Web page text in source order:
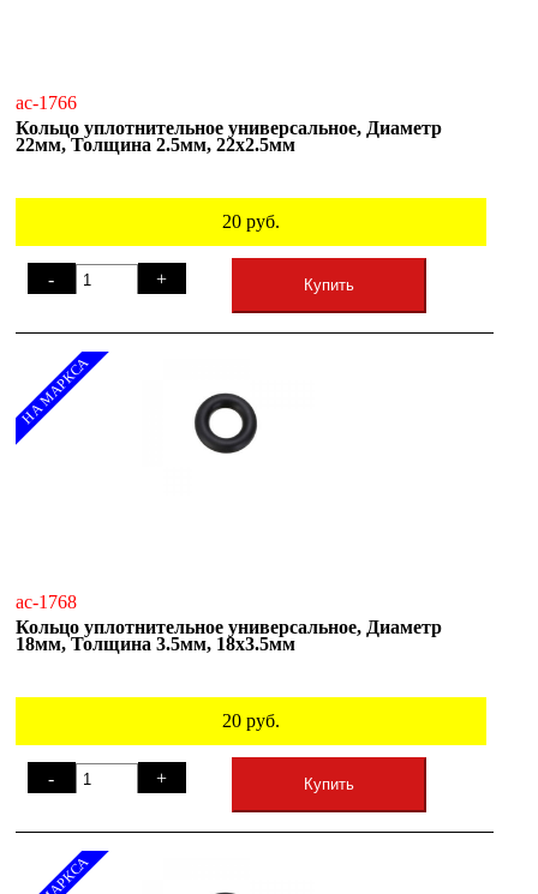
ac-1766
Кольцо уплотнительное универсальное, Диаметр
22мм, Толщина 2.5мм, 22х2.5мм
20 руб.
- + Купить
НА МАРКСА
ac-1768
Кольцо уплотнительное универсальное, Диаметр
18мм, Толщина 3.5мм, 18х3.5мм
20 руб.
- + Купить